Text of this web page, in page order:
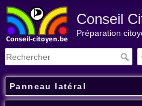
Conseil
Préparation
Panneau latéral